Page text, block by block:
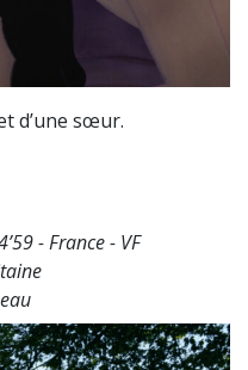
d’une sœur.
- France - VF